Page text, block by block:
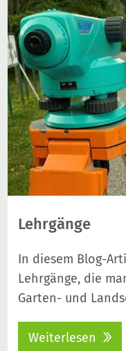
Lehrgänge
In diesem Blog-
Lehrgänge, die
Garten- und
Weiterlesen